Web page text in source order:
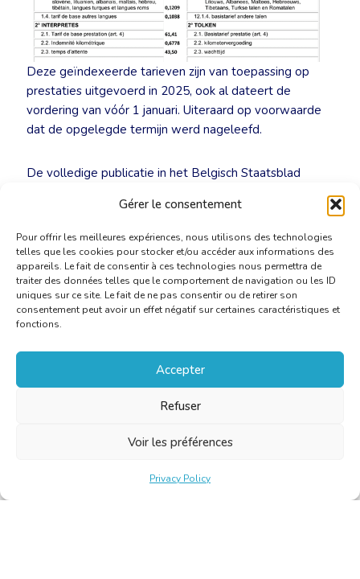
Gérer le consentement
Pour offrir les meilleures expériences, nous utilisons des technologies
telles que les cookies pour stocker et/ou accéder aux informations des
appareils. Le fait de consentir à ces technologies nous permettra de
traiter des données telles que le comportement de navigation ou les ID
uniques sur ce site. Le fait de ne pas consentir ou de retirer son
consentement peut avoir un effet négatif sur certaines caractéristiques et
fonctions.
Accepter
Refuser
Voir les préférences
Privacy Policy
Deze geïndexeerde tarieven zijn van toepassing op
prestaties uitgevoerd in 2025, ook al dateert de
vordering van vóór 1 januari. Uiteraard op voorwaarde
dat de opgelegde termijn werd nageleefd.
De volledige publicatie in het Belgisch Staatsblad
https://www.ejustice.just.fgov.be/mopdf/2025/01/